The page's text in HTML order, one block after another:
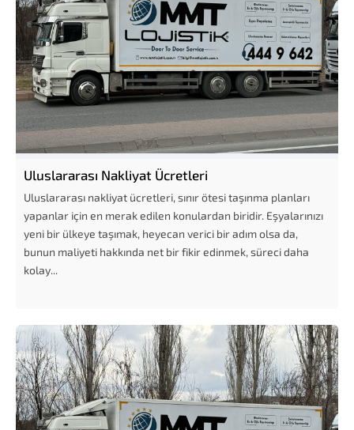
Uluslararası Nakliyat Ücretleri
Uluslararası nakliyat ücretleri, sınır ötesi taşınma planları
yapanlar için en merak edilen konulardan biridir. Eşyalarınızı
yeni bir ülkeye taşımak, heyecan verici bir adım olsa da,
bunun maliyeti hakkında net bir fikir edinmek, süreci daha
kolay...